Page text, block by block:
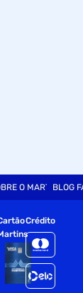
O MARTINSBLOG
Crédito